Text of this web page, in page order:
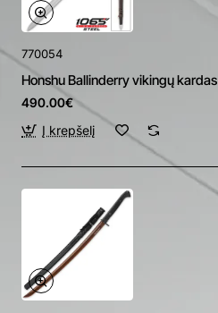
770054
Honshu Ballinderry vikingų kardas
490.00€
Į krepšelį